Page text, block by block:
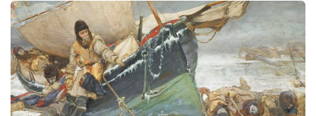
Témata
Pořady
TV Program